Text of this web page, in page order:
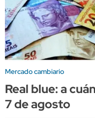
Mercado cambiario
Real blue: a
7 de agosto